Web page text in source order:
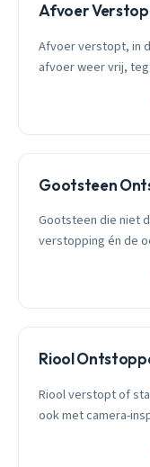
Afvoer
Afvoer verstopt, in
afvoer weer vrij,
Gootsteen
Gootsteen die niet
verstopping én de
Riool
Riool verstopt of
ook met camera-